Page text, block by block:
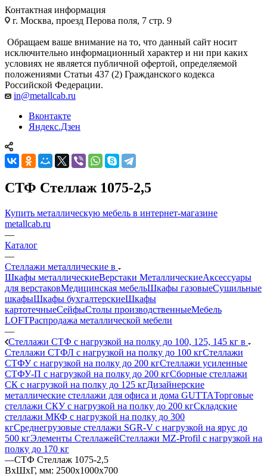
Контактная информация
г. Москва, проезд Перова поля, 7 стр. 9
Обращаем ваше внимание на то, что данный сайт носит
исключительно информационный характер и ни при каких
условиях не является публичной офертой, определяемой
положениями Статьи 437 (2) Гражданского кодекса
Российской Федерации.
in@metallcab.ru
Вконтакте
Яндекс.Дзен
СТФ Стеллаж 1075-2,5
Купить металлическую мебель в интернет-магазине
metallcab.ru
—
Каталог
—
Стеллажи металлические в
Шкафы металлическиеВерстаки МеталлическиеАксессуары
для верстаковМедицинская мебельШкафы газовыеСушильные
шкафыШкафы бухгалтерскиеШкафы
картотечныеСейфыСтолы производственныеМебель
LOFTРаспродажа металлической мебели
—
Стеллажи СТФ с нагрузкой на полку до 100, 125, 145 кг в
Стеллажи СТФЛ с нагрузкой на полку до 100 кгСтеллажи
СТФУ с нагрузкой на полку до 200 кгСтеллажи усиленные
СТФУ-П с нагрузкой на полку до 200 кгСборные стеллажи
СК с нагрузкой на полку до 125 кгДизайнерские
металлические стеллажи для офиса и дома GUTTAТорговые
стеллажи СКУ с нагрузкой на полку до 200 кгСкладские
стеллажи МКФ с нагрузкой на полку до 300
кгСреднегрузовые стеллажи SGR-V с нагрузкой на ярус до
500 кгЭлементы СтеллажейСтеллажи MZ-Profil с нагрузкой на
полку до 170 кг
—СТФ Стеллаж 1075-2,5
ВхШхГ, мм: 2500x1000x700